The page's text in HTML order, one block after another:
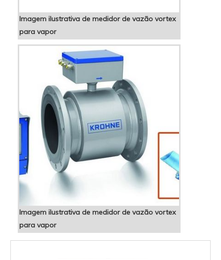
Imagem ilustrativa de medidor de vazão vortex
para vapor
Imagem ilustrativa de medidor de vazão vortex
para vapor